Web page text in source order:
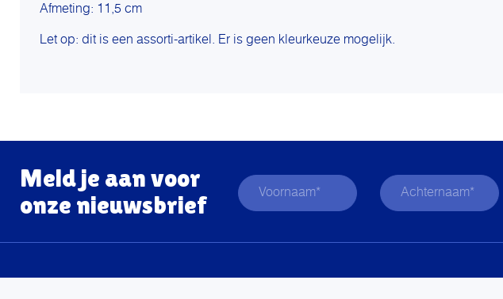
Afmeting: 11,5 cm
Let op: dit is een assorti-artikel. Er is geen kleurkeuze mogelijk.
Meld je aan voor
onze nieuwsbrief